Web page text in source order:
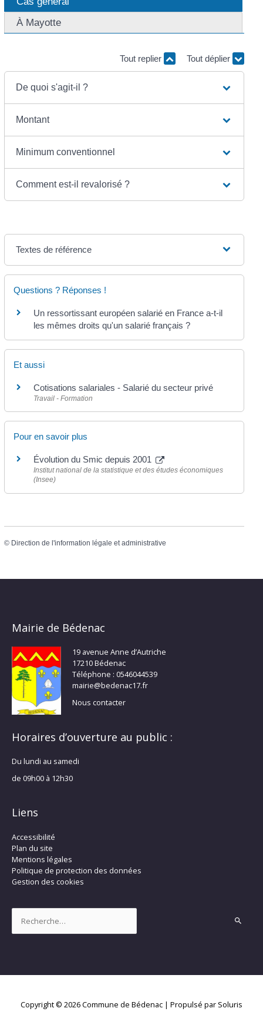
À Mayotte
Tout replier Tout déplier
De quoi s'agit-il ?
Montant
Minimum conventionnel
Comment est-il revalorisé ?
Textes de référence
Questions ? Réponses !
Un ressortissant européen salarié en France a-t-il
les mêmes droits qu'un salarié français ?
Et aussi
Cotisations salariales - Salarié du secteur privé
Travail - Formation
Pour en savoir plus
Évolution du Smic depuis 2001
Institut national de la statistique et des études économiques
(Insee)
© Direction de l'information légale et administrative
Mairie de Bédenac
19 avenue Anne d’Autriche
17210 Bédenac
Téléphone : 0546044539
mairie@bedenac17.fr
Nous contacter
Horaires d’ouverture au public :
Du lundi au samedi
de 09h00 à 12h30
Liens
Accessibilité
Plan du site
Mentions légales
Politique de protection des données
Gestion des cookies
Copyright © 2026Commune de Bédenac | Propulsé par Soluris